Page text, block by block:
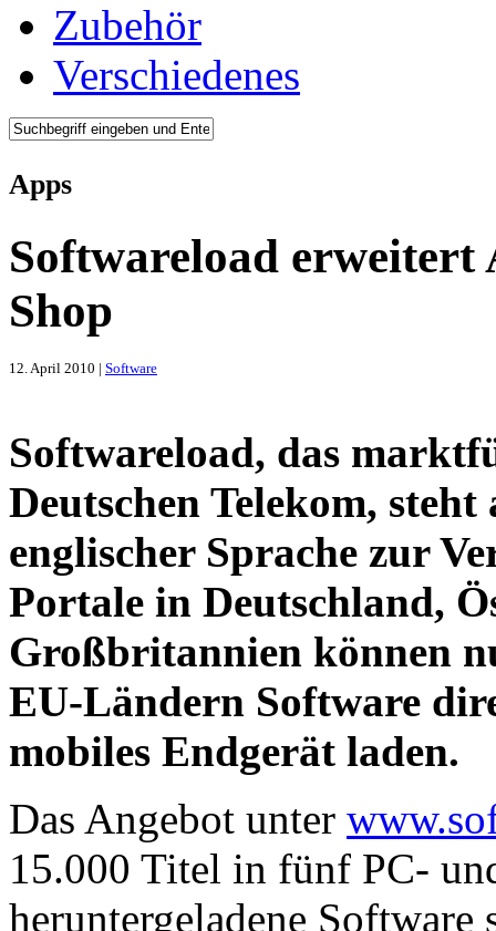
Zubehör
Verschiedenes
Apps
Softwareload erweitert
Shop
12. April 2010 | Software
Softwareload, das
Deutschen Telekom,
englischer Sprache zur
Portale in Deutschland,
Großbritannien können
EU-Ländern Software
mobiles Endgerät laden.
Das Angebot unter
15.000 Titel in fünf PC-
heruntergeladene Software